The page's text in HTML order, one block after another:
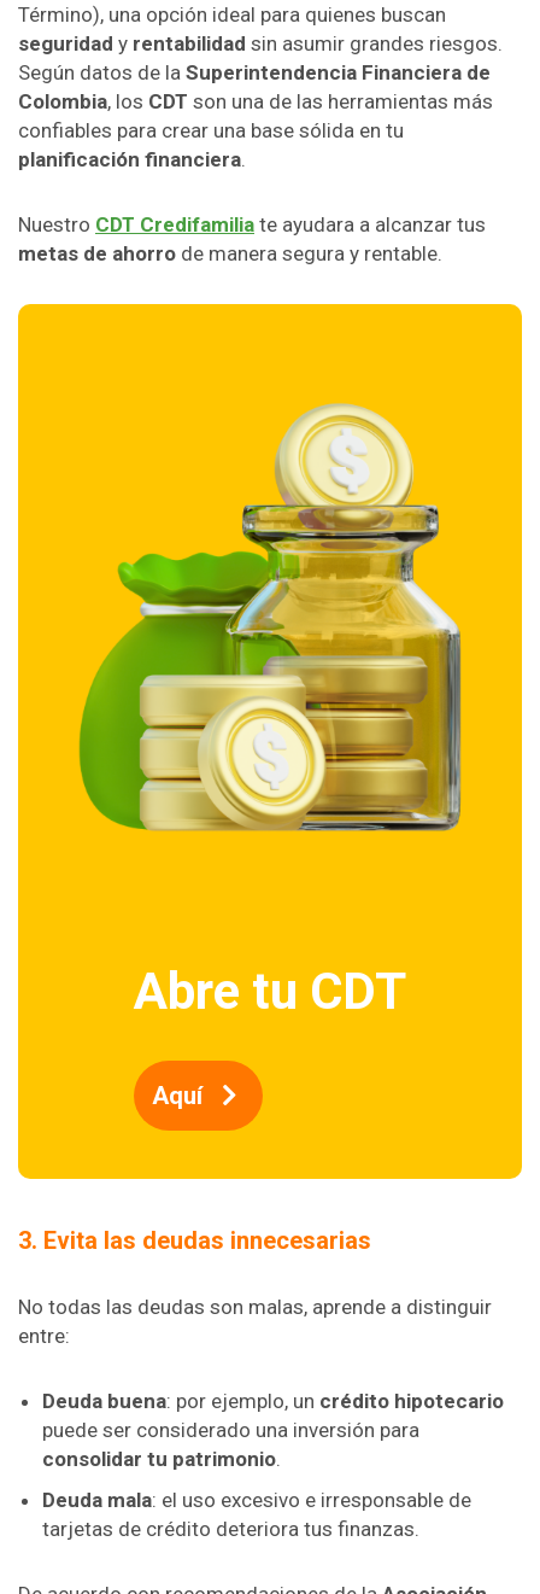
Término), una opción ideal para quienes buscan
seguridad y rentabilidad sin asumir grandes riesgos.
Según datos de la Superintendencia Financiera de
Colombia, los CDT son una de las herramientas más
confiables para crear una base sólida en tu
planificación financiera.
Nuestro CDT Credifamilia te ayudara a alcanzar tus
metas de ahorro de manera segura y rentable.
Abre tu CDT
Aquí
3. Evita las deudas innecesarias
No todas las deudas son malas, aprende a distinguir
entre:
Deuda buena: por ejemplo, un crédito hipotecario
puede ser considerado una inversión para
consolidar tu patrimonio.
Deuda mala: el uso excesivo e irresponsable de
tarjetas de crédito deteriora tus finanzas.